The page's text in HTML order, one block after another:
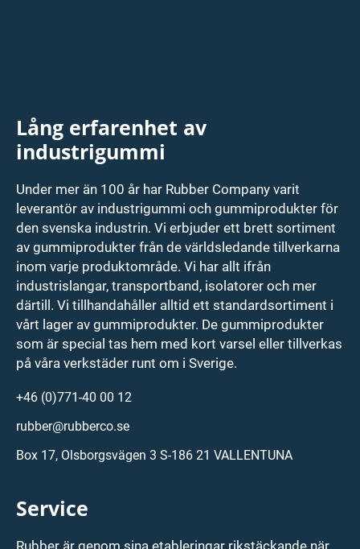
Lång erfarenhet av
industrigummi
Under mer än 100 år har Rubber Company varit
leverantör av industrigummi och gummiprodukter för
den svenska industrin. Vi erbjuder ett brett sortiment
av gummiprodukter från de världsledande tillverkarna
inom varje produktområde. Vi har allt ifrån
industrislangar, transportband, isolatorer och mer
därtill. Vi tillhandahåller alltid ett standardsortiment i
vårt lager av gummiprodukter. De gummiprodukter
som är special tas hem med kort varsel eller tillverkas
på våra verkstäder runt om i Sverige.
+46 (0)771-40 00 12
rubber@rubberco.se
Box 17, Olsborgsvägen 3 S-186 21 VALLENTUNA
Service